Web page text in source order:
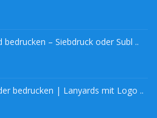
bedrucken – Siebdruck oder Subl ..
bedrucken | Lanyards mit Logo ..